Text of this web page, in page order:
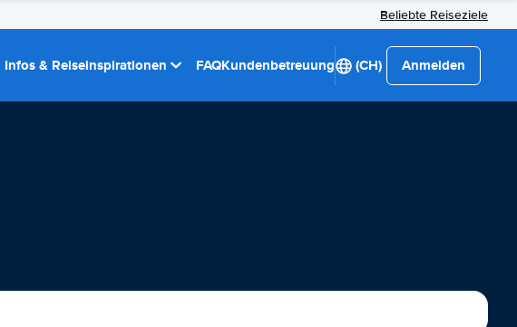
Beliebte Reiseziele
Infos & Reiseinspirationen FAQKundenbetreuung (CH) Anmelden